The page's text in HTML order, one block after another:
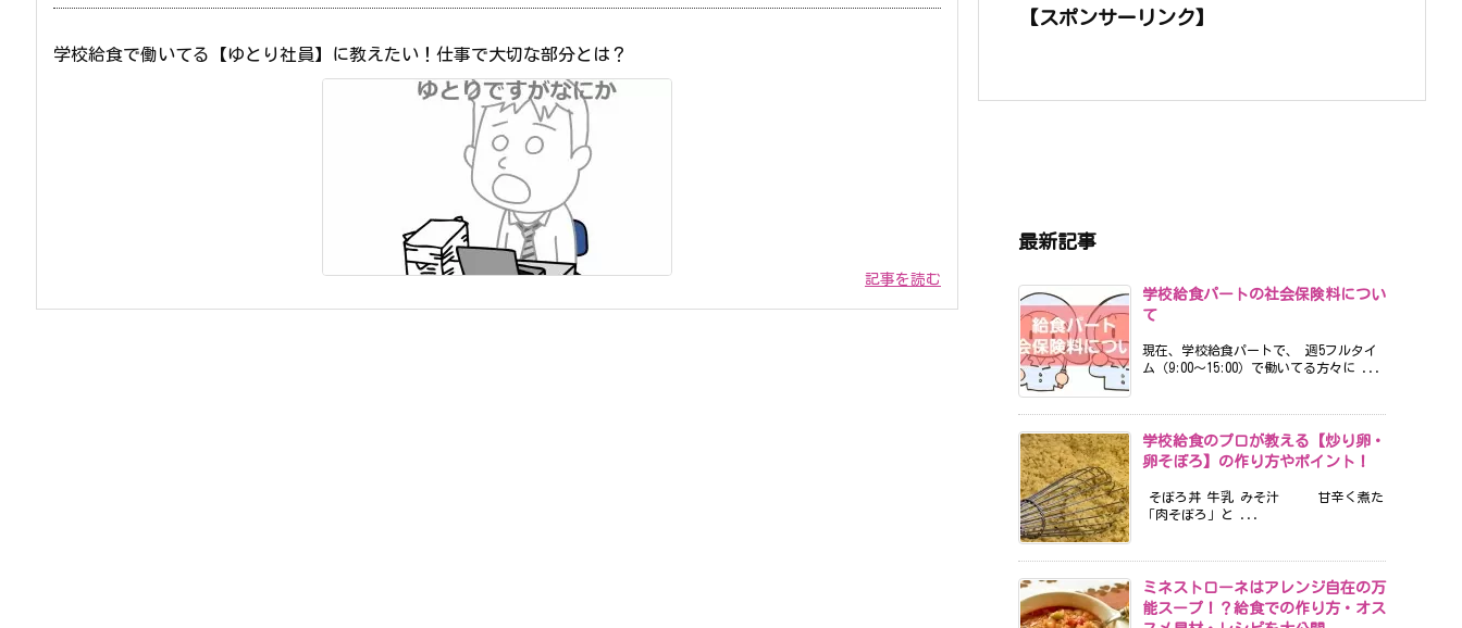
学校給食で働いてる【ゆとり社員】に教えたい！仕事で大切な部分とは？
記事を読む
【スポンサーリンク】
最新記事
学校給食パートの社会保険料につい
て
現在、学校給食パートで、 週5フルタイ
ム（9:00〜15:00）で働いてる方々に ...
学校給食のプロが教える【炒り卵・
卵そぼろ】の作り方やポイント！
そぼろ丼 牛乳 みそ汁 甘辛く煮た
「肉そぼろ」と ...
ミネストローネはアレンジ自在の万
能スープ！？給食での作り方・オス